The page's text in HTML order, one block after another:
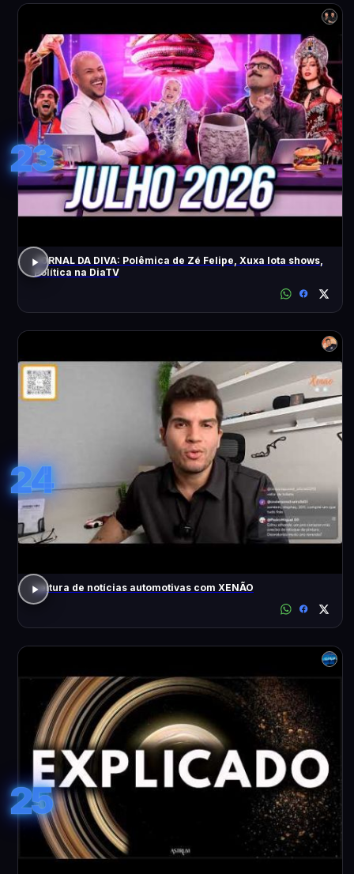
23
JORNAL DA DIVA: Polêmica de Zé Felipe, Xuxa lota shows,
Política na DiaTV
24
Leitura de notícias automotivas com XENÃO
25